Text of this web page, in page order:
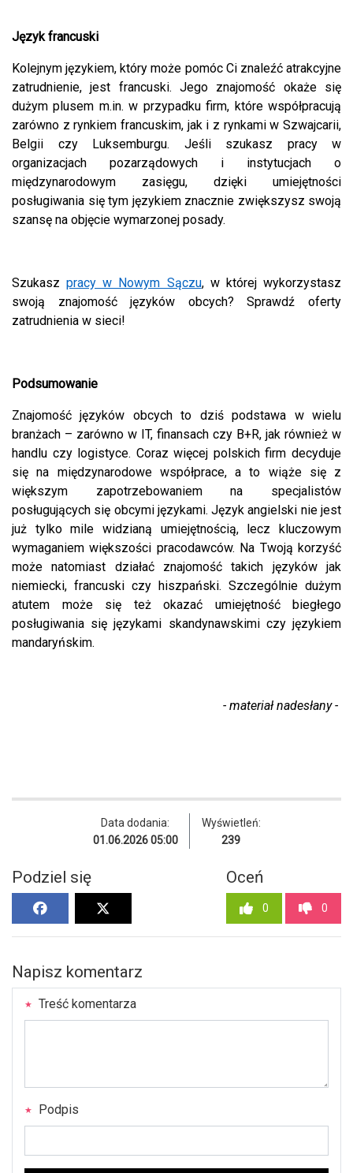
Język francuski
Kolejnym językiem, który może pomóc Ci znaleźć atrakcyjne
zatrudnienie, jest francuski. Jego znajomość okaże się
dużym plusem m.in. w przypadku firm, które współpracują
zarówno z rynkiem francuskim, jak i z rynkami w Szwajcarii,
Belgii czy Luksemburgu. Jeśli szukasz pracy w
organizacjach pozarządowych i instytucjach o
międzynarodowym zasięgu, dzięki umiejętności
posługiwania się tym językiem znacznie zwiększysz swoją
szansę na objęcie wymarzonej posady.
Szukaszpracy w Nowym Sączu, w której wykorzystasz
swoją znajomość języków obcych? Sprawdź oferty
zatrudnienia w sieci!
Podsumowanie
Znajomość języków obcych to dziś podstawa w wielu
branżach – zarówno w IT, finansach czy B+R, jak również w
handlu czy logistyce. Coraz więcej polskich firm decyduje
się na międzynarodowe współprace, a to wiąże się z
większym zapotrzebowaniem na specjalistów
posługujących się obcymi językami. Język angielski nie jest
już tylko mile widzianą umiejętnością, lecz kluczowym
wymaganiem większości pracodawców. Na Twoją korzyść
może natomiast działać znajomość takich języków jak
niemiecki, francuski czy hiszpański. Szczególnie dużym
atutem może się też okazać umiejętność biegłego
posługiwania się językami skandynawskimi czy językiem
mandaryńskim.
- materiał nadesłany -
Data dodania:
01.06.2026 05:00
Wyświetleń:
239
Podziel się Oceń
0 0
Napisz komentarz
Treść komentarza
Podpis